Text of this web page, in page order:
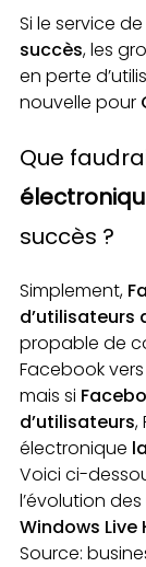
Si le service de
succès, les
en perte
nouvelle pour
Que
succès ?
Simplement,
d’utilisateurs
propable de
Facebook
mais si
d’utilisateurs,
électronique
Voici ci-
l’évolution
Windows Live
Source: